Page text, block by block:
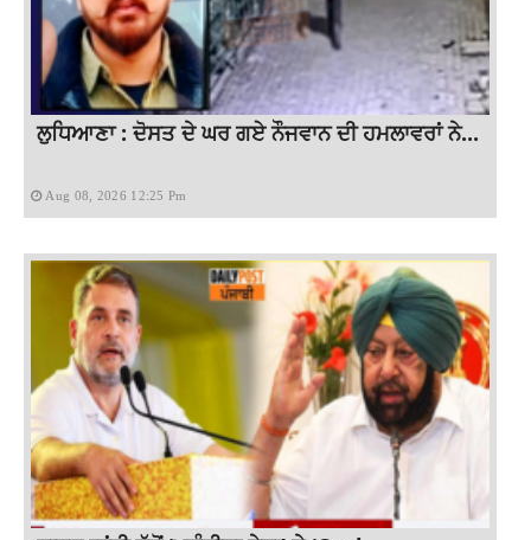
ਲੁਧਿਆਣਾ : ਦੋਸਤ ਦੇ ਘਰ ਗਏ ਨੌਜਵਾਨ ਦੀ ਹਮਲਾਵਰਾਂ ਨੇ...
Aug 08, 2026 12:25 Pm